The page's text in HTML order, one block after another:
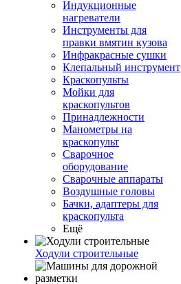
Индукционные
нагреватели
Инструменты для
правки вмятин кузова
Инфракрасные сушки
Клепальный инструмент
Краскопульты
Мойки для
краскопультов
Принадлежности
Манометры на
краскопульт
Сварочное
оборудование
Сварочные аппараты
Воздушные головы
Бачки, адаптеры для
краскопульта
Ещё
Ходули строительные